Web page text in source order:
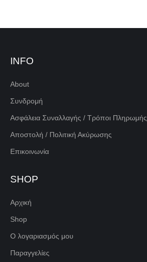
INFO
About
Συνδρομή
Ασφάλεια Συναλλαγής / Τρόποι Πληρωμής
Αποστολή / Πολιτική Ακύρωσης
Επικοινωνία
SHOP
Αρχική
Shop
Ο λογαριασμός μου
Παραγγελίες